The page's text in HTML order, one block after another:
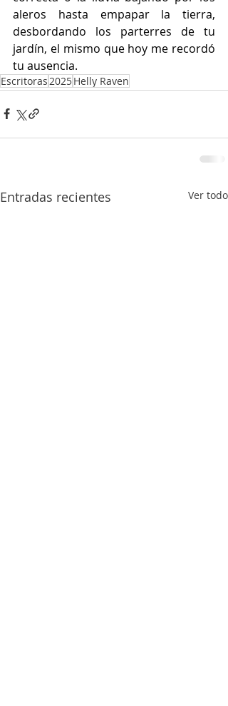
aleros hasta empapar la tierra,
desbordando los parterres de tu
jardín, el mismo que hoy me recordó
tu ausencia.
Escritoras 2025Helly Raven
Entradas recientes Ver todo